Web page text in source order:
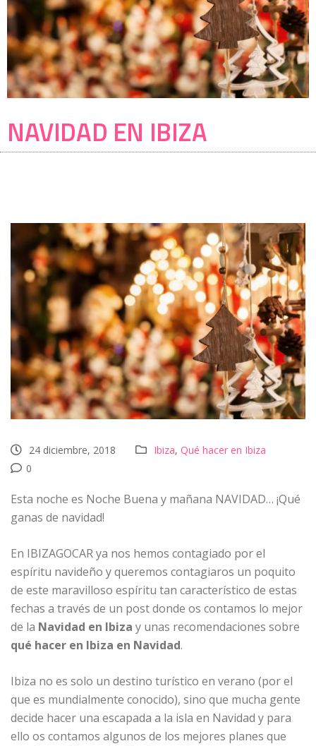
NAVIDAD EN IBIZA
24 diciembre, 2018 Ibiza, Qué hacer en Ibiza
0
Esta noche es Noche Buena y mañana NAVIDAD… ¡Qué
ganas de navidad!
En IBIZAGOCAR ya nos hemos contagiado por el
espíritu navideño y queremos contagiaros un poquito
de este maravilloso espíritu tan característico de estas
fechas a través de un post donde os contamos lo mejor
de la Navidad en Ibiza y unas recomendaciones sobre
qué hacer en Ibiza en Navidad.
Ibiza no es solo un destino turístico en verano (por el
que es mundialmente conocido), sino que mucha gente
decide hacer una escapada a la isla en Navidad y para
ello os contamos algunos de los mejores planes que